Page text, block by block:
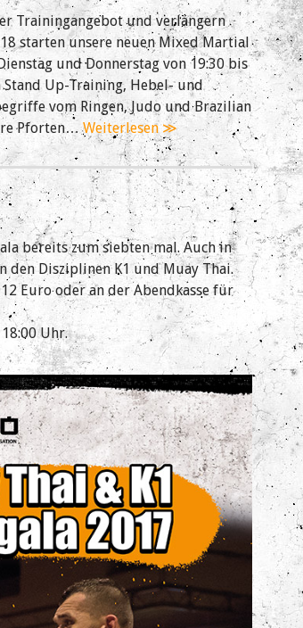
Trainingangebot und verlängern
starten unsere neuen Mixed Martial
und Donnerstag von 19:30 bis
Up-Training, Hebel- und
vom Ringen, Judo und Brazilian
Pforten…Weiterlesen ≫
bereits zum siebten mal. Auch in
den Disziplinen K1 und Muay Thai.
Euro oder an der Abendkasse für
Uhr.